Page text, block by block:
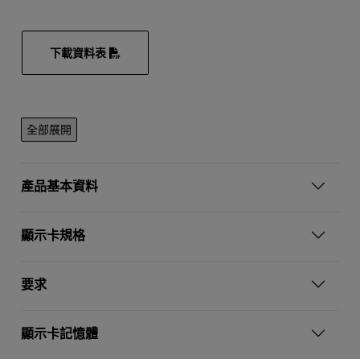
下載資料表
全部展開
產品基本資料
顯示卡規格
要求
顯示卡記憶體